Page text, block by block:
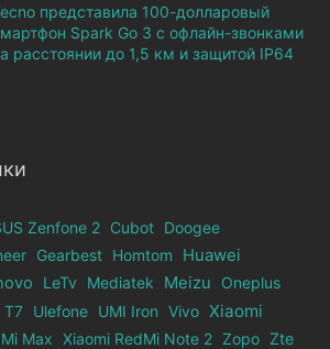
представила 100-долларовый
Spark Go 3 с офлайн-звонками
расстоянии до 1,5 км и защитой IP64
Zenfone 2 Cubot Doogee
Gearbest Homtom
Huawei
LeTv Mediatek Meizu
Oneplus
T7 Ulefone UMI Iron Vivo Xiaomi
Max Xiaomi RedMi Note 2 Zopo Zte